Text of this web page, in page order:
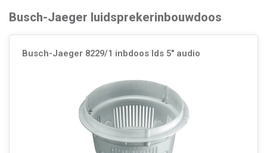
Busch-Jaeger luidsprekerinbouwdoos
Busch-Jaeger 8229/1 inbdoos lds 5" audio